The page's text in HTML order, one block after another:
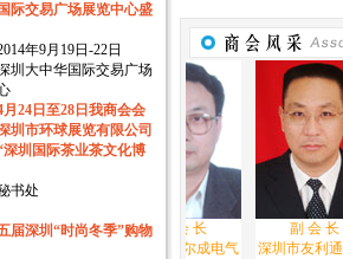
际交易广场展览中心盛
年9月19日-22日
圳大中华国际交易广场
月24日至28日我商会会
圳市环球展览有限公司
深圳国际茶业茶文化博
书处
届深圳“时尚冬季”购物
会长
医药（集
副 会 长
深圳市福尔成电气
副 会 长
深圳市友利通电子